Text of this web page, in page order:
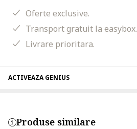
Oferte exclusive.
Transport gratuit la easybox.
Livrare prioritara.
ACTIVEAZA GENIUS
Produse similare